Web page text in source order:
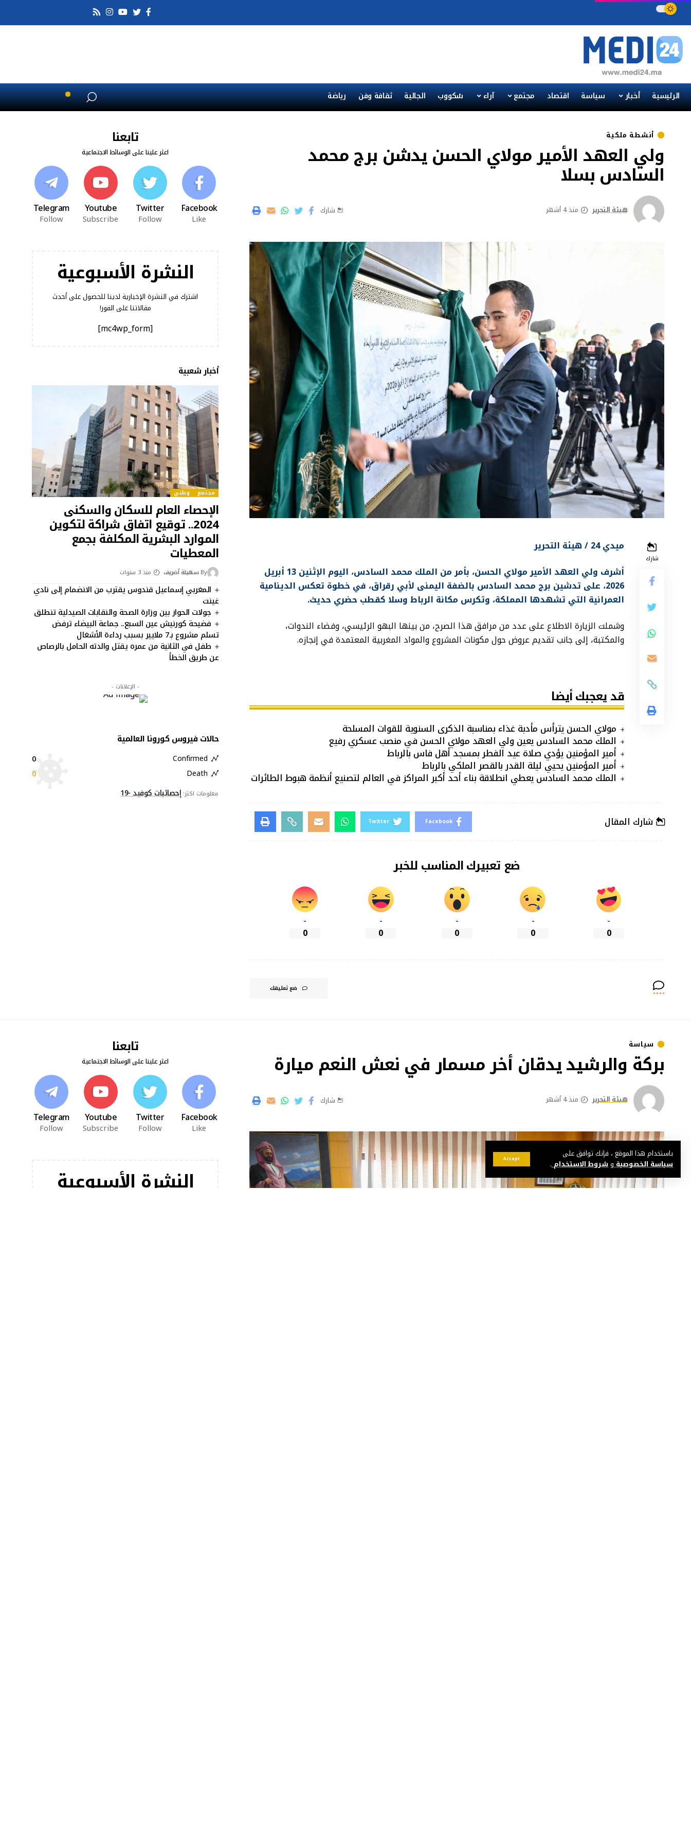
باستخدام هذا الموقع ، فإنك توافق على
سياسة الخصوصيةو شروط الاستخدام.
Accept
الرئيسية أخبار سياسة اقتصاد مجتمع آراء سْكووب الجالية ثقافة وفن رياضة
أنشطة ملكية
ولي العهد الأمير مولاي الحسن يدشن برج محمد
السادس بسلا
هيئة التحرير منذ 4 أشهر شارك
شارك
ميدي 24 / هيئة التحرير
أشرف ولي العهد الأمير مولاي الحسن، بأمر من الملك محمد السادس، اليوم الإثنين 13 أبريل
2026، على تدشين برج محمد السادس بالضفة اليمنى لأبي رقراق، في خطوة تعكس الدينامية
العمرانية التي تشهدها المملكة، وتكرس مكانة الرباط وسلا كقطب حضري حديث.
وشملت الزيارة الاطلاع على عدد من مرافق هذا الصرح، من بينها البهو الرئيسي، وفضاء الندوات،
والمكتبة، إلى جانب تقديم عروض حول مكونات المشروع والمواد المغربية المعتمدة في إنجازه.
قد يعجبك أيضا
مولاي الحسن يترأس مأدبة غذاء بمناسبة الذكرى السنوية للقوات المسلحة
الملك محمد السادس يعين ولي العهد مولاي الحسن في منصب عسكري رفيع
أمير المؤمنين يؤدي صلاة عيد الفطر بمسجد أهل فاس بالرباط
أمير المؤمنين يحيي ليلة القدر بالقصر الملكي بالرباط
الملك محمد السادس يعطي انطلاقة بناء أحد أكبر المراكز في العالم لتصنيع أنظمة هبوط الطائرات
شارك المقال Facebook
Twitter
ضع تعبيرك المناسب للخبر
-
0
-
0
-
0
-
0
-
0
ضع تعليقك
تابعنا
اعثر علينا على الوسائط الاجتماعية
Facebook
Like
Twitter
Follow
Youtube
Subscribe
Telegram
Follow
النشرة الأسبوعية
اشترك في النشرة الإخبارية لدينا للحصول على أحدث
مقالاتنا على الفور!
[mc4wp_form]
أخبار شعبية
مجتمع وطني
الإحصاء العام للسكان والسكنى
2024.. توقيع اتفاق شراكة لتكوين
الموارد البشرية المكلفة بجمع
المعطيات
By سهيلة أضريف منذ 3 سنوات
المغربي إسماعيل قندوس يقترب من الانضمام إلى نادي
غينت
جولات الحوار بين وزارة الصحة والنقابات الصيدلية تنطلق
فضيحة كورنيش عين السبع.. جماعة البيضاء ترفض
تسلم مشروع بـ7 ملايير بسبب رداءة الأشغال
طفل في الثانية من عمره يقتل والدته الحامل بالرصاص
عن طريق الخطأ
- الإعلانات -
حالات فيروس كورونا العالمية
Confirmed
0
Death
0
معلومات اكثر:إحصائيات كوفيد -19
سياسة
بركة والرشيد يدقان أخر مسمار في نعش النعم ميارة
هيئة التحرير منذ 4 أشهر شارك
تابعنا
اعثر علينا على الوسائط الاجتماعية
Facebook
Like
Twitter
Follow
Youtube
Subscribe
Telegram
Follow
النشرة الأسبوعية